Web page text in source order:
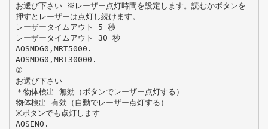
お選び下さい ※レーザー点灯時間を設定します。読むかボタンを
押すとレーザーは点灯し続けます。
レーザータイムアウト 5 秒
レーザータイムアウト 30 秒
AOSMDG0,MRT5000.
AOSMDG0,MRT30000.
②
お選び下さい
＊物体検出 無効（ボタンでレーザー点灯する）
物体検出 有効（自動でレーザー点灯する）
※ボタンでも点灯します
AOSEN0.